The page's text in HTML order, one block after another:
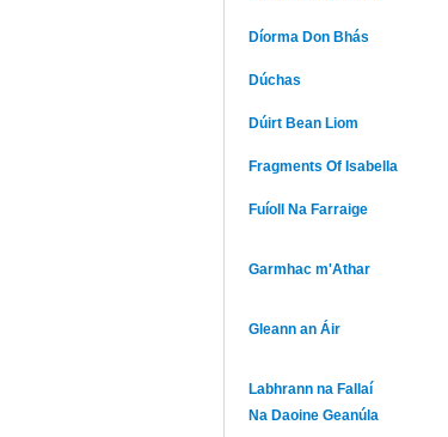
Díorma Don Bhás
Dúchas
Dúirt Bean Liom
Fragments Of Isabella
Fuíoll Na Farraige
Garmhac m'Athar
Gleann an Áir
Labhrann na Fallaí
Na Daoine Geanúla